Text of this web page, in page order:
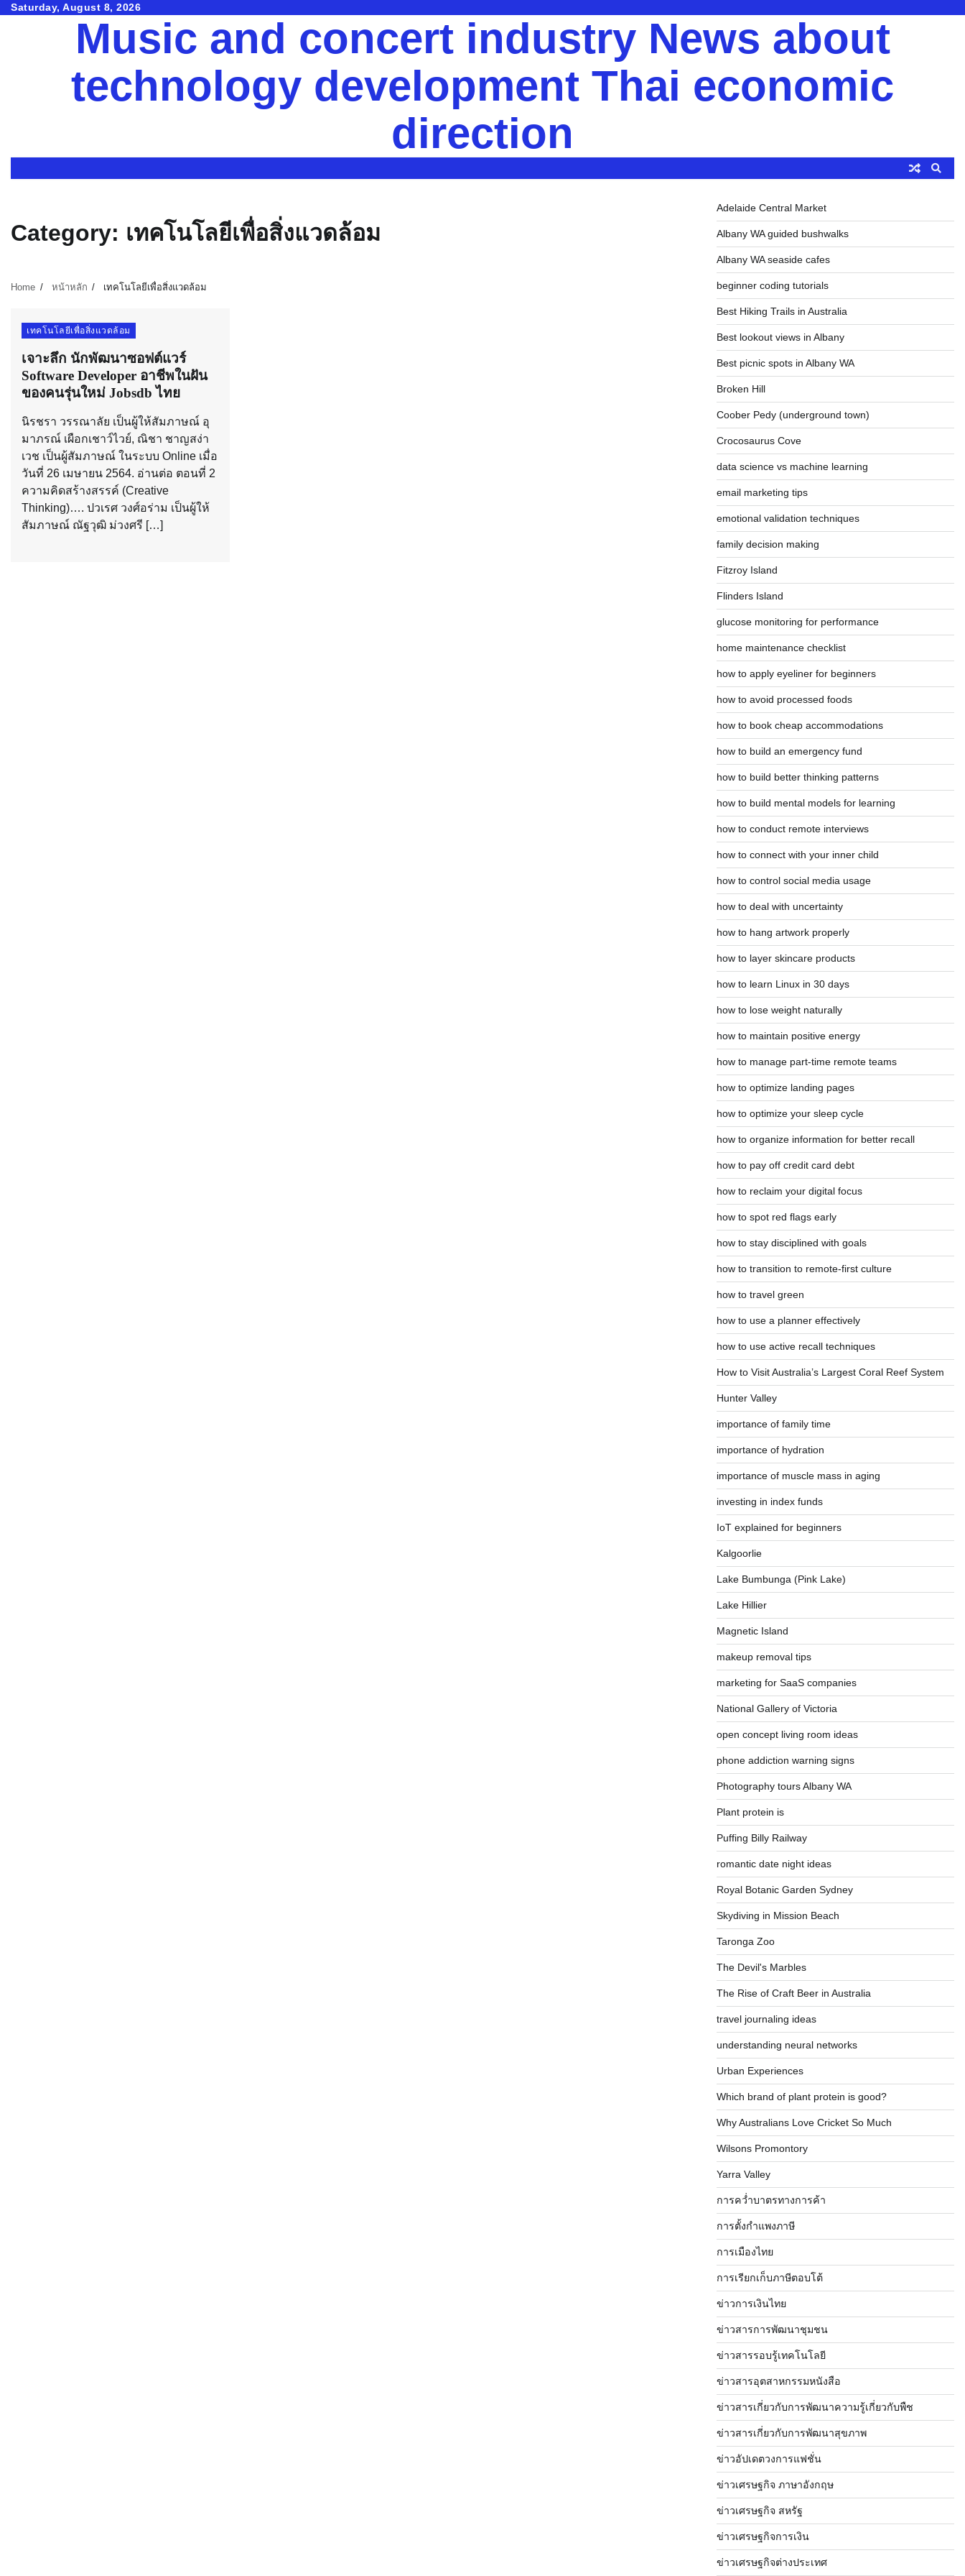
SkipSaturday, August 8, 2026
Music and concert industry News about
technology development Thai economic
direction
Category: เทคโนโลยีเพื่อสิ่งแวดล้อม
Home หน้าหลัก เทคโนโลยีเพื่อสิ่งแวดล้อม
เทคโนโลยีเพื่อสิ่งแวดล้อม
เจาะลึก นักพัฒนาซอฟต์แวร์
Software Developer อาชีพในฝัน
ของคนรุ่นใหม่ Jobsdb ไทย
นิรชรา วรรณาลัย เป็นผู้ให้สัมภาษณ์ อุ
มาภรณ์ เผือกเชาว์ไวย์, ณิชา ชาญสง่า
เวช เป็นผู้สัมภาษณ์ ในระบบ Online เมื่อ
วันที่ 26 เมษายน 2564. อ่านต่อ ตอนที่ 2
ความคิดสร้างสรรค์ (Creative
Thinking)…. ปวเรศ วงศ์อร่าม เป็นผู้ให้
สัมภาษณ์ ณัฐวุฒิ ม่วงศรี […]
Adelaide Central Market
Albany WA guided bushwalks
Albany WA seaside cafes
beginner coding tutorials
Best Hiking Trails in Australia
Best lookout views in Albany
Best picnic spots in Albany WA
Broken Hill
Coober Pedy (underground town)
Crocosaurus Cove
data science vs machine learning
email marketing tips
emotional validation techniques
family decision making
Fitzroy Island
Flinders Island
glucose monitoring for performance
home maintenance checklist
how to apply eyeliner for beginners
how to avoid processed foods
how to book cheap accommodations
how to build an emergency fund
how to build better thinking patterns
how to build mental models for learning
how to conduct remote interviews
how to connect with your inner child
how to control social media usage
how to deal with uncertainty
how to hang artwork properly
how to layer skincare products
how to learn Linux in 30 days
how to lose weight naturally
how to maintain positive energy
how to manage part-time remote teams
how to optimize landing pages
how to optimize your sleep cycle
how to organize information for better recall
how to pay off credit card debt
how to reclaim your digital focus
how to spot red flags early
how to stay disciplined with goals
how to transition to remote-first culture
how to travel green
how to use a planner effectively
how to use active recall techniques
How to Visit Australia’s Largest Coral Reef System
Hunter Valley
importance of family time
importance of hydration
importance of muscle mass in aging
investing in index funds
IoT explained for beginners
Kalgoorlie
Lake Bumbunga (Pink Lake)
Lake Hillier
Magnetic Island
makeup removal tips
marketing for SaaS companies
National Gallery of Victoria
open concept living room ideas
phone addiction warning signs
Photography tours Albany WA
Plant protein is
Puffing Billy Railway
romantic date night ideas
Royal Botanic Garden Sydney
Skydiving in Mission Beach
Taronga Zoo
The Devil's Marbles
The Rise of Craft Beer in Australia
travel journaling ideas
understanding neural networks
Urban Experiences
Which brand of plant protein is good?
Why Australians Love Cricket So Much
Wilsons Promontory
Yarra Valley
การคว่ำบาตรทางการค้า
การตั้งกำแพงภาษี
การเมืองไทย
การเรียกเก็บภาษีตอบโต้
ข่าวการเงินไทย
ข่าวสารการพัฒนาชุมชน
ข่าวสารรอบรู้เทคโนโลยี
ข่าวสารอุตสาหกรรมหนังสือ
ข่าวสารเกี่ยวกับการพัฒนาความรู้เกี่ยวกับพืช
ข่าวสารเกี่ยวกับการพัฒนาสุขภาพ
ข่าวอัปเดตวงการแฟชั่น
ข่าวเศรษฐกิจ ภาษาอังกฤษ
ข่าวเศรษฐกิจ สหรัฐ
ข่าวเศรษฐกิจการเงิน
ข่าวเศรษฐกิจต่างประเทศ